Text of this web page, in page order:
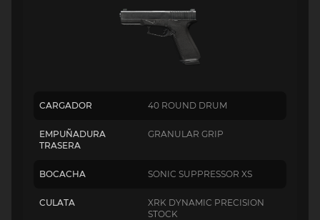
CARGADOR 40 ROUND DRUM
EMPUÑADURA
TRASERA
GRANULAR GRIP
BOCACHA SONIC SUPPRESSOR XS
CULATA
XRK DYNAMIC PRECISION
STOCK